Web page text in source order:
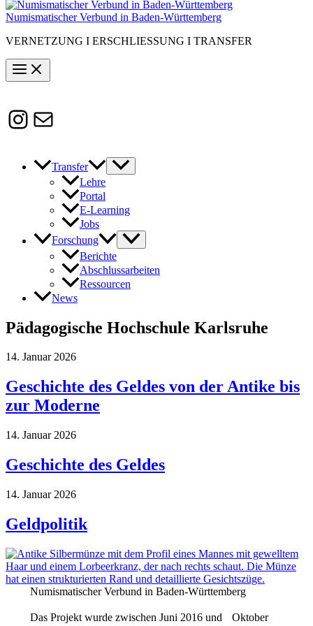
Numismatischer Verbund in Baden-Württemberg
VERNETZUNG I ERSCHLIESSUNG I TRANSFER
Instagram
Susanne.Boerner@zaw.uni-
heidelberg.de
Transfer
Lehre
Portal
E-Learning
Jobs
Forschung
Berichte
Abschlussarbeiten
Ressourcen
News
Pädagogische Hochschule Karlsruhe
14. Januar 2026
Geschichte des Geldes von der Antike bis
zur Moderne
14. Januar 2026
Geschichte des Geldes
14. Januar 2026
Geldpolitik
Numismatischer Verbund in Baden-Württemberg
Das Projekt wurde zwischen Juni 2016 und Oktober